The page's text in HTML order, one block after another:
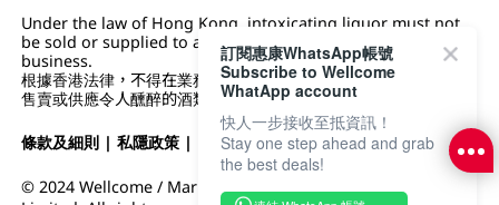
Under the law of Hong Kong, intoxicating liquor must not
be sold or supplied to a minor (under 18) in the course of
business.
根據香港法律，不得在業務過程中，向未成年人 (18 歲以下人士)
售賣或供應令人醺醉的酒類。
條款及細則 |私隱政策 | DFI零售集團
© 2024 Wellcome / Market Place. The Dairy Farm Company
訂閱惠康WhatsApp帳號
Subscribe to Wellcome
WhatApp account
快人一步接收至抵資訊！
Stay one step ahead and grab
the best deals!